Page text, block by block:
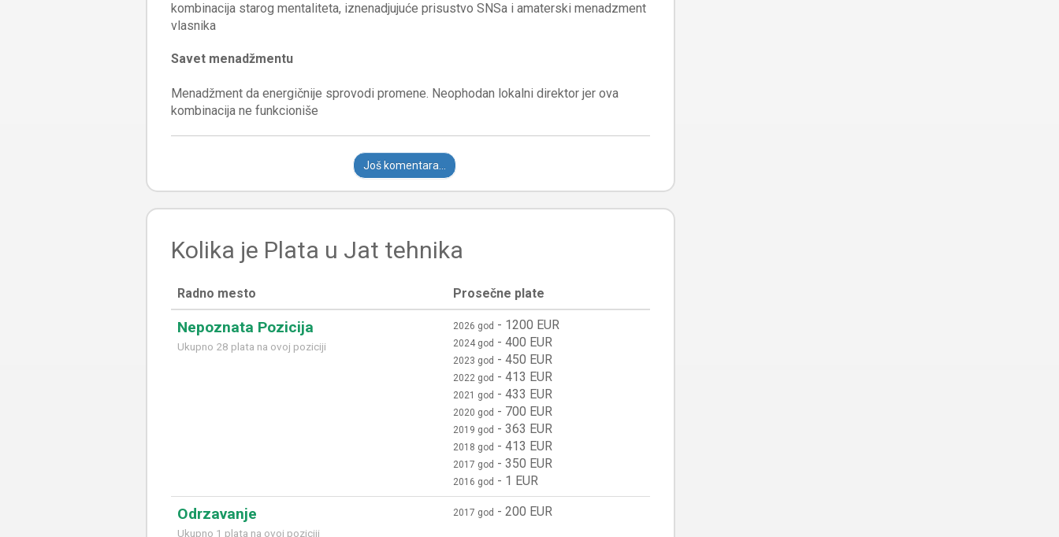
kombinacija starog mentaliteta, iznenadjujuće prisustvo SNSa i amaterski menadzment
vlasnika
Savet menadžmentu
Menadžment da energičnije sprovodi promene. Neophodan lokalni direktor jer ova
Još komentara...
Kolika je Plata u Jat tehnika
Radno mesto Prosečne plate
Nepoznata Pozicija
Ukupno 28 plata na ovoj poziciji
2026 god - 1200 EUR
2024 god - 400 EUR
2023 god - 450 EUR
2022 god - 413 EUR
2021 god - 433 EUR
2020 god - 700 EUR
2019 god - 363 EUR
2018 god - 413 EUR
2017 god - 350 EUR
2016 god - 1 EUR
Odrzavanje
Ukupno 1 plata na ovoj poziciji
2017 god - 200 EUR